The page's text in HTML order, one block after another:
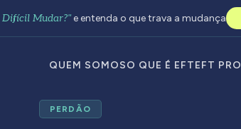
QUEM SOMOSO QUE É EFTEFT PRO
Difícil Mudar?"e entenda o que trava a mudança
PERDÃO